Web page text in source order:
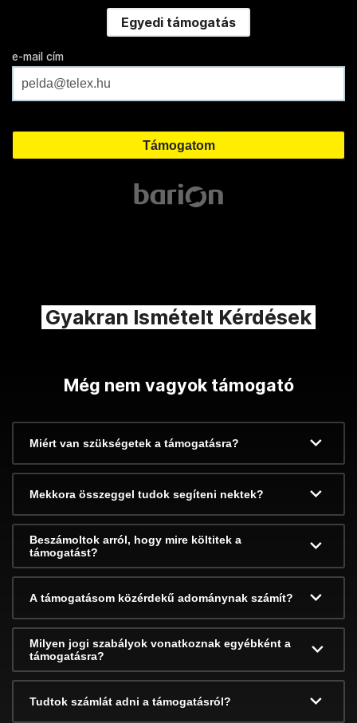
Egyedi támogatás
e-mail cím
Gyakran Ismételt Kérdések
Még nem vagyok támogató
Miért van szükségetek a támogatásra?
Mekkora összeggel tudok segíteni nektek?
Beszámoltok arról, hogy mire költitek a
támogatást?
A támogatásom közérdekű adománynak számít?
Milyen jogi szabályok vonatkoznak egyébként a
támogatásra?
Tudtok számlát adni a támogatásról?